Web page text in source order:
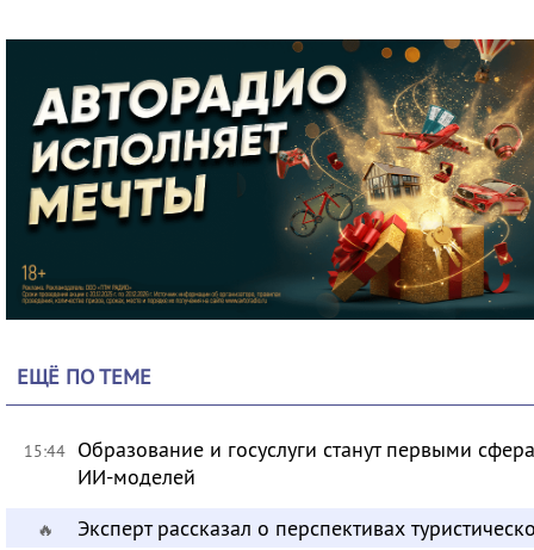
ЕЩЁ ПО ТЕМЕ
15:44 Образование и госуслуги станут первыми
ИИ-моделей
🔥 Эксперт рассказал о перспективах